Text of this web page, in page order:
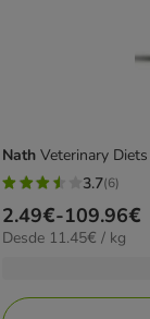
Nath Veterinary
3.7
estrelas
com
avaliações
3.7(6)
Preço
de
2.49€-109.96€
11.45€
Desde 11.45€ / kg